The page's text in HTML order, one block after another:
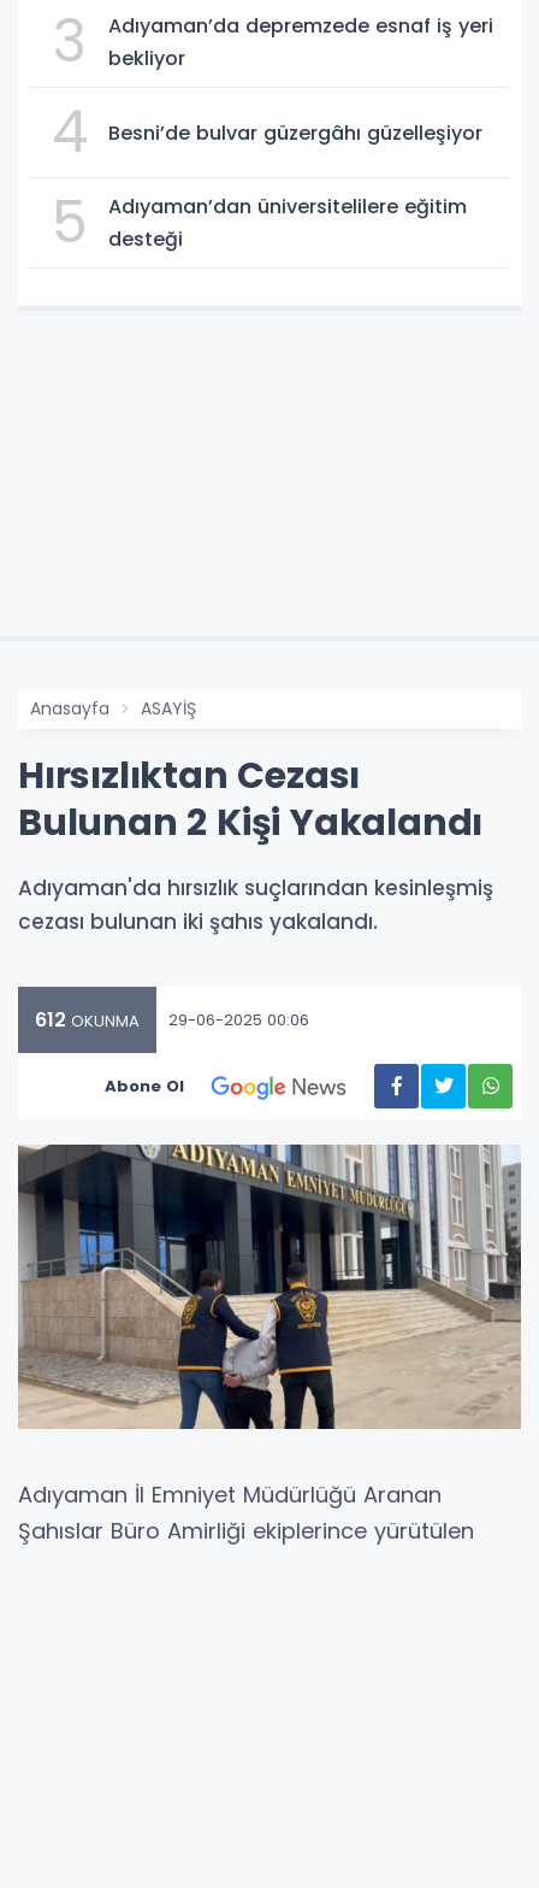
3
Adıyaman’da depremzede esnaf iş yeri
bekliyor
4 Besni’de bulvar güzergâhı güzelleşiyor
5
Adıyaman’dan üniversitelilere eğitim
desteği
Anasayfa ASAYİŞ
Hırsızlıktan Cezası
Bulunan 2 Kişi Yakalandı
Adıyaman'da hırsızlık suçlarından kesinleşmiş
cezası bulunan iki şahıs yakalandı.
612 OKUNMA 29-06-2025 00:06
Abone Ol
Adıyaman İl Emniyet Müdürlüğü Aranan
Şahıslar Büro Amirliği ekiplerince yürütülen